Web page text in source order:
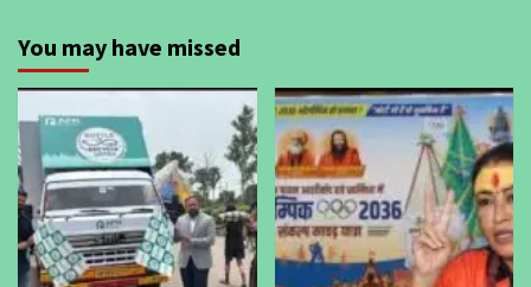
You may have missed